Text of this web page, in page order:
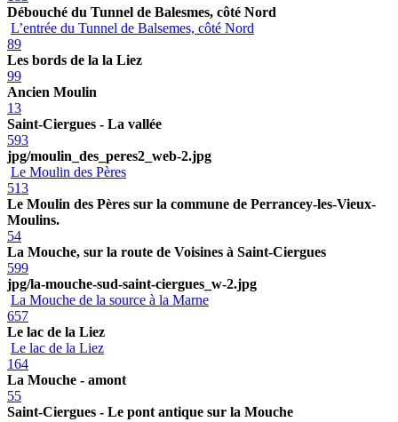
Débouché du Tunnel de Balesmes, côté Nord
L’entrée du Tunnel de Balsemes, côté Nord
89
Les bords de la la Liez
99
Ancien Moulin
13
Saint-Ciergues - La vallée
593
jpg/moulin_des_peres2_web-2.jpg
Le Moulin des Pères
513
Le Moulin des Pères sur la commune de Perrancey-les-Vieux-
Moulins.
54
La Mouche, sur la route de Voisines à Saint-Ciergues
599
jpg/la-mouche-sud-saint-ciergues_w-2.jpg
La Mouche de la source à la Marne
657
Le lac de la Liez
Le lac de la Liez
164
La Mouche - amont
55
Saint-Ciergues - Le pont antique sur la Mouche